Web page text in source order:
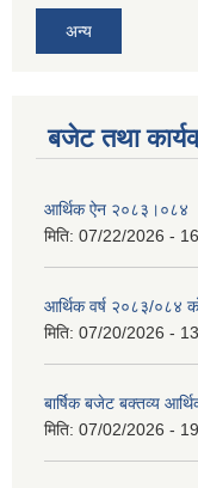
अन्य
बजेट तथा
आर्थिक ऐन २०८३।०८४
मिति: 07/22/2026 -
आर्थिक वर्ष २०८३/०८४
मिति: 07/20/2026 -
बार्षिक बजेट बक्तव्य
मिति: 07/02/2026 -